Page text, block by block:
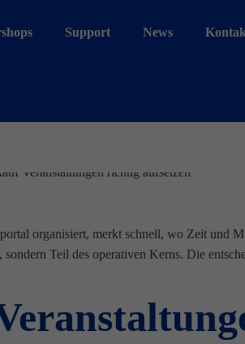
Support News
organisiert, merkt schnell, wo Zeit und
Teil des operativen Kerns. Die